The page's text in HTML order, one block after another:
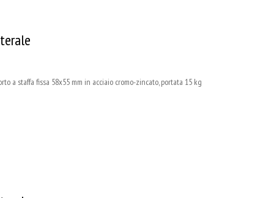
a staffa fissa 58x55 mm in acciaio cromo-zincato, portata 15 kg